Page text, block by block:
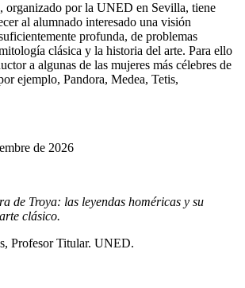
organizado por la UNED en Sevilla, tiene
al alumnado interesado una visión
profunda, de problemas
clásica y la historia del arte. Para ello
a algunas de las mujeres más célebres de
ejemplo, Pandora, Medea, Tetis,
de 2026
de Troya: las leyendas homéricas y su
clásico.
Profesor Titular. UNED.